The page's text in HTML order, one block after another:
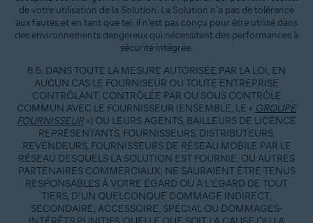
de votre utilisation de la Solution. La Solution n'a pas de tolérance
aux fautes et en tant que tel, il n'est pas conçu pour être utilisé dans
des environnements dangereux qui nécessitent des performances à
sécurité intégrée.
6.5. DANS TOUTE LA MESURE AUTORISÉE PAR LA LOI, EN
AUCUN CAS LE FOURNISEUR OU TOUTE ENTREPRISE
CONTRÔLANT, CONTRÔLÉE PAR OU SOUS CONTRÔLE
COMMUN AVEC LE FOURNISSEUR (ENSEMBLE, LE « GROUPE
FOURNISSEUR») OU LEURS AGENTS, BAILLEURS DE LICENCE
REPRÉSENTANTS, FOURNISSEURS, DISTRIBUTEURS,
REVENDEURS, FOURNISSEURS DE RÉSEAU MOBILE PAR LE
RÉSEAU DESQUELS LA SOLUTION EST FOURNIE, OU AUTRES
PARTENAIRES COMMERCIAUX, NE SAURAIENT ÊTRE TENUS
RESPONSABLES À VOTRE ÉGARD OU À L’ÉGARD DE TOUT
TIERS, D’UN QUELCONQUE DOMMAGE INDIRECT,
SECONDAIRE, ACCESSOIRE, SPÉCIAL OU DOMMAGES-